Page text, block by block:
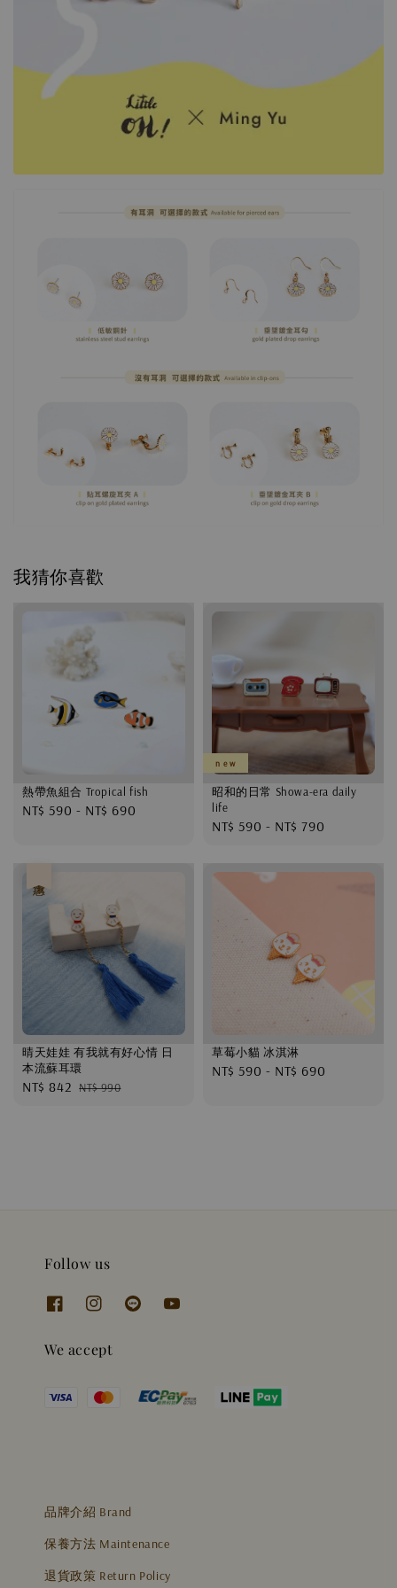
我猜你喜歡
熱帶魚組合 Tropical fish
Regular
NT$ 590 - NT$ 690
n e w
昭和的日常 Showa-era daily
life
Regular
NT$ 590 - NT$ 790
晴天娃娃 有我就有好心情 日
本流蘇耳環
Sale
NT$ 842 Regular
NT$ 990
草莓小貓 冰淇淋
Regular
NT$ 590 - NT$ 690
Follow us
We accept
品牌介紹 Brand
保養方法 Maintenance
退貨政策 Return Policy